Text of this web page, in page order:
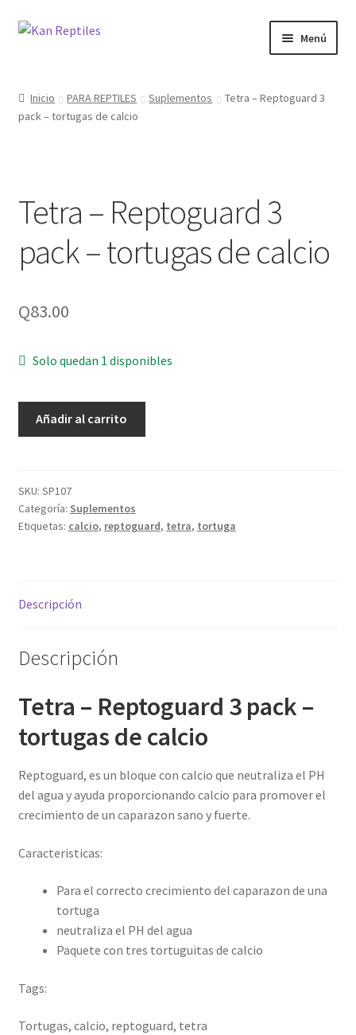
Ir
Ir
Menú
Tienda
Inicio PARA REPTILES Suplementos
Tetra – Reptoguard 3
pack – tortugas de calcio
Tetra – Reptoguard 3
pack – tortugas de calcio
Q83.00
Solo quedan 1 disponibles
pack
-
tortugas
Añadir al carrito
SKU: SP107
Categoría: Suplementos
Etiquetas: calcio, reptoguard, tetra, tortuga
Descripción
Descripción
Tetra – Reptoguard 3 pack –
tortugas de calcio
Reptoguard, es un bloque con calcio que neutraliza el PH
del agua y ayuda proporcionando calcio para promover el
crecimiento de un caparazon sano y fuerte.
Caracteristicas:
Para el correcto crecimiento del caparazon de una
tortuga
neutraliza el PH del agua
Paquete con tres tortuguitas de calcio
Tags:
Tortugas, calcio, reptoguard, tetra